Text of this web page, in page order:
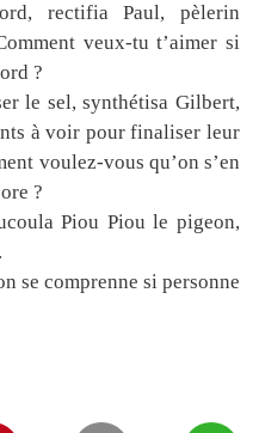
rectifia Paul, pèlerin
veux-tu t’aimer si
?
le sel, synthétisa Gilbert,
à voir pour finaliser leur
voulez-vous qu’on s’en
?
Piou Piou le pigeon,
se comprenne si personne